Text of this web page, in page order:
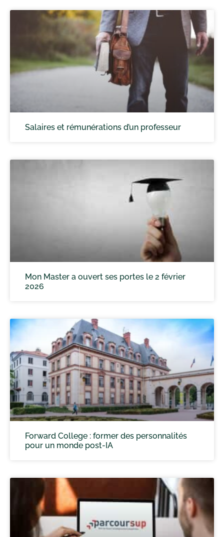
Salaires et rémunérations d’un professeur
Mon Master a ouvert ses portes le 2 février
2026
Forward College : former des personnalités
pour un monde post-IA